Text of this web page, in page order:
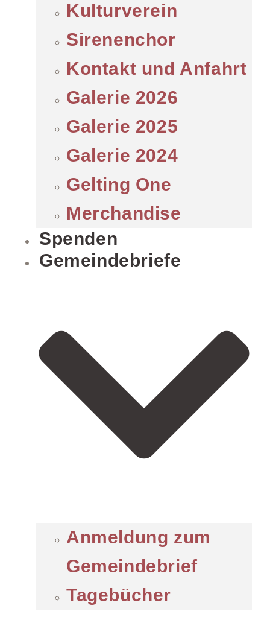
Kulturverein
Sirenenchor
Kontakt und Anfahrt
Galerie 2026
Galerie 2025
Galerie 2024
Gelting One
Merchandise
Spenden
Gemeindebriefe
Anmeldung zum
Gemeindebrief
Tagebücher